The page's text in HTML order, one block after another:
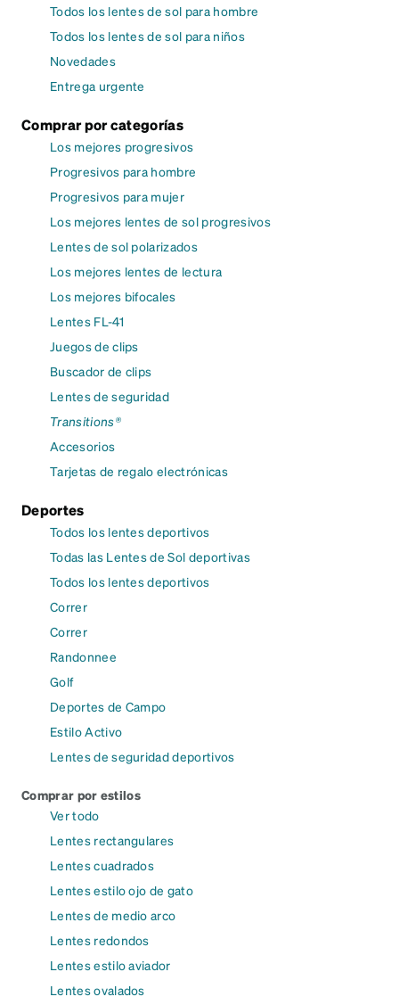
Todos los lentes de sol para hombre
Todos los lentes de sol para niños
Novedades
Entrega urgente
Comprar por categorías
Los mejores progresivos
Progresivos para hombre
Progresivos para mujer
Los mejores lentes de sol progresivos
Lentes de sol polarizados
Los mejores lentes de lectura
Los mejores bifocales
Lentes FL-41
Juegos de clips
Buscador de clips
Lentes de seguridad
Transitions®
Accesorios
Tarjetas de regalo electrónicas
Deportes
Todos los lentes deportivos
Todas las Lentes de Sol deportivas
Todos los lentes deportivos
Correr
Correr
Randonnee
Golf
Deportes de Campo
Estilo Activo
Lentes de seguridad deportivos
Comprar por estilos
Ver todo
Lentes rectangulares
Lentes cuadrados
Lentes estilo ojo de gato
Lentes de medio arco
Lentes redondos
Lentes estilo aviador
Lentes ovalados